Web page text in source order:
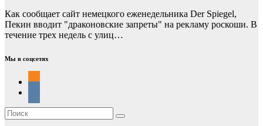
Как сообщает сайт немецкого еженедельника Der Spiegel,
Пекин вводит "драконовские запреты" на рекламу роскоши. В
течение трех недель с улиц…
Мы в соцсетях